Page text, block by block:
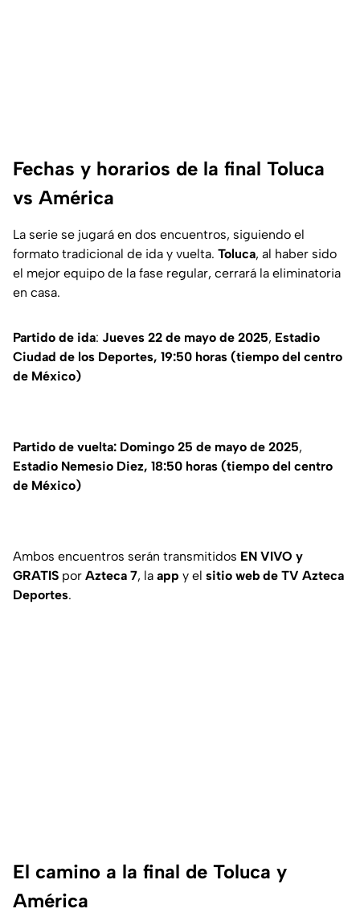
Fechas y horarios de la final Toluca
vs América
La serie se jugará en dos encuentros, siguiendo el
formato tradicional de ida y vuelta. Toluca, al haber sido
el mejor equipo de la fase regular, cerrará la eliminatoria
en casa.
Partido de ida: Jueves 22 de mayo de 2025, Estadio
Ciudad de los Deportes, 19:50 horas (tiempo del centro
de México)
Partido de vuelta: Domingo 25 de mayo de 2025,
Estadio Nemesio Diez, 18:50 horas (tiempo del centro
de México)
Ambos encuentros serán transmitidos EN VIVO y
GRATIS por Azteca 7, la app y el sitio web de TV Azteca
Deportes.
El camino a la final de Toluca y
América